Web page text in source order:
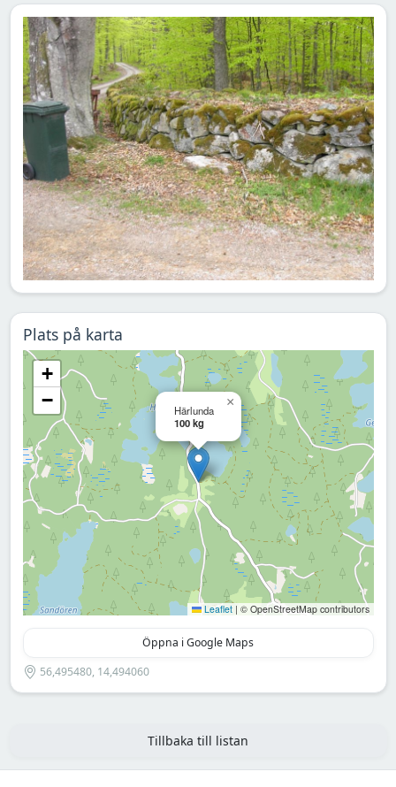
Plats på karta
Härlunda
100 kg
×
+
−
Leaflet | © OpenStreetMap contributors
Öppna i Google Maps
56,495480, 14,494060
Tillbaka till listan